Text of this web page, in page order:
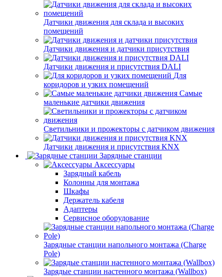
Датчики движения для склада и высоких
помещений
Датчики движения и датчики присутствия
Датчики движения и присутствия DALI
Для
коридоров и узких помещений
Самые
маленькие датчики движения
Светильники и прожекторы с датчиком движения
Датчики движения и присутствия KNX
Зарядные станции
Аксессуары
Зарядный кабель
Колонны для монтажа
Шкафы
Держатель кабеля
Адаптеры
Сервисное оборудование
Зарядные станции напольного монтажа (Charge
Pole)
Зарядые станции настенного монтажа (Wallbox)